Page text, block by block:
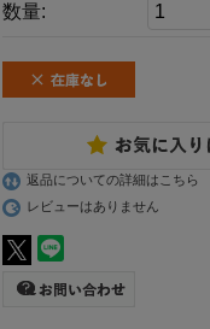
数量:
返品についての詳細はこちら
レビューはありません